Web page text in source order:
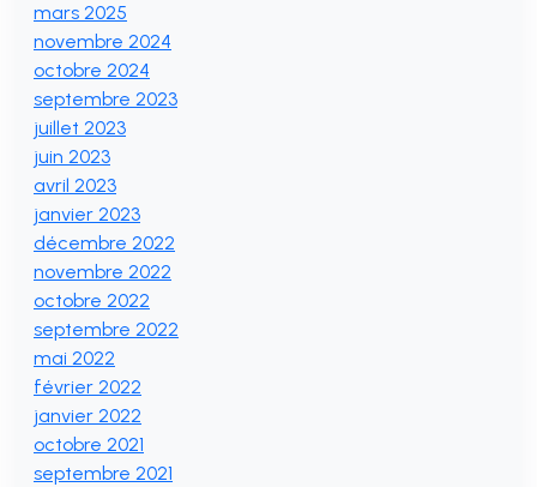
mars 2025
novembre 2024
octobre 2024
septembre 2023
juillet 2023
juin 2023
avril 2023
janvier 2023
décembre 2022
novembre 2022
octobre 2022
septembre 2022
mai 2022
février 2022
janvier 2022
octobre 2021
septembre 2021